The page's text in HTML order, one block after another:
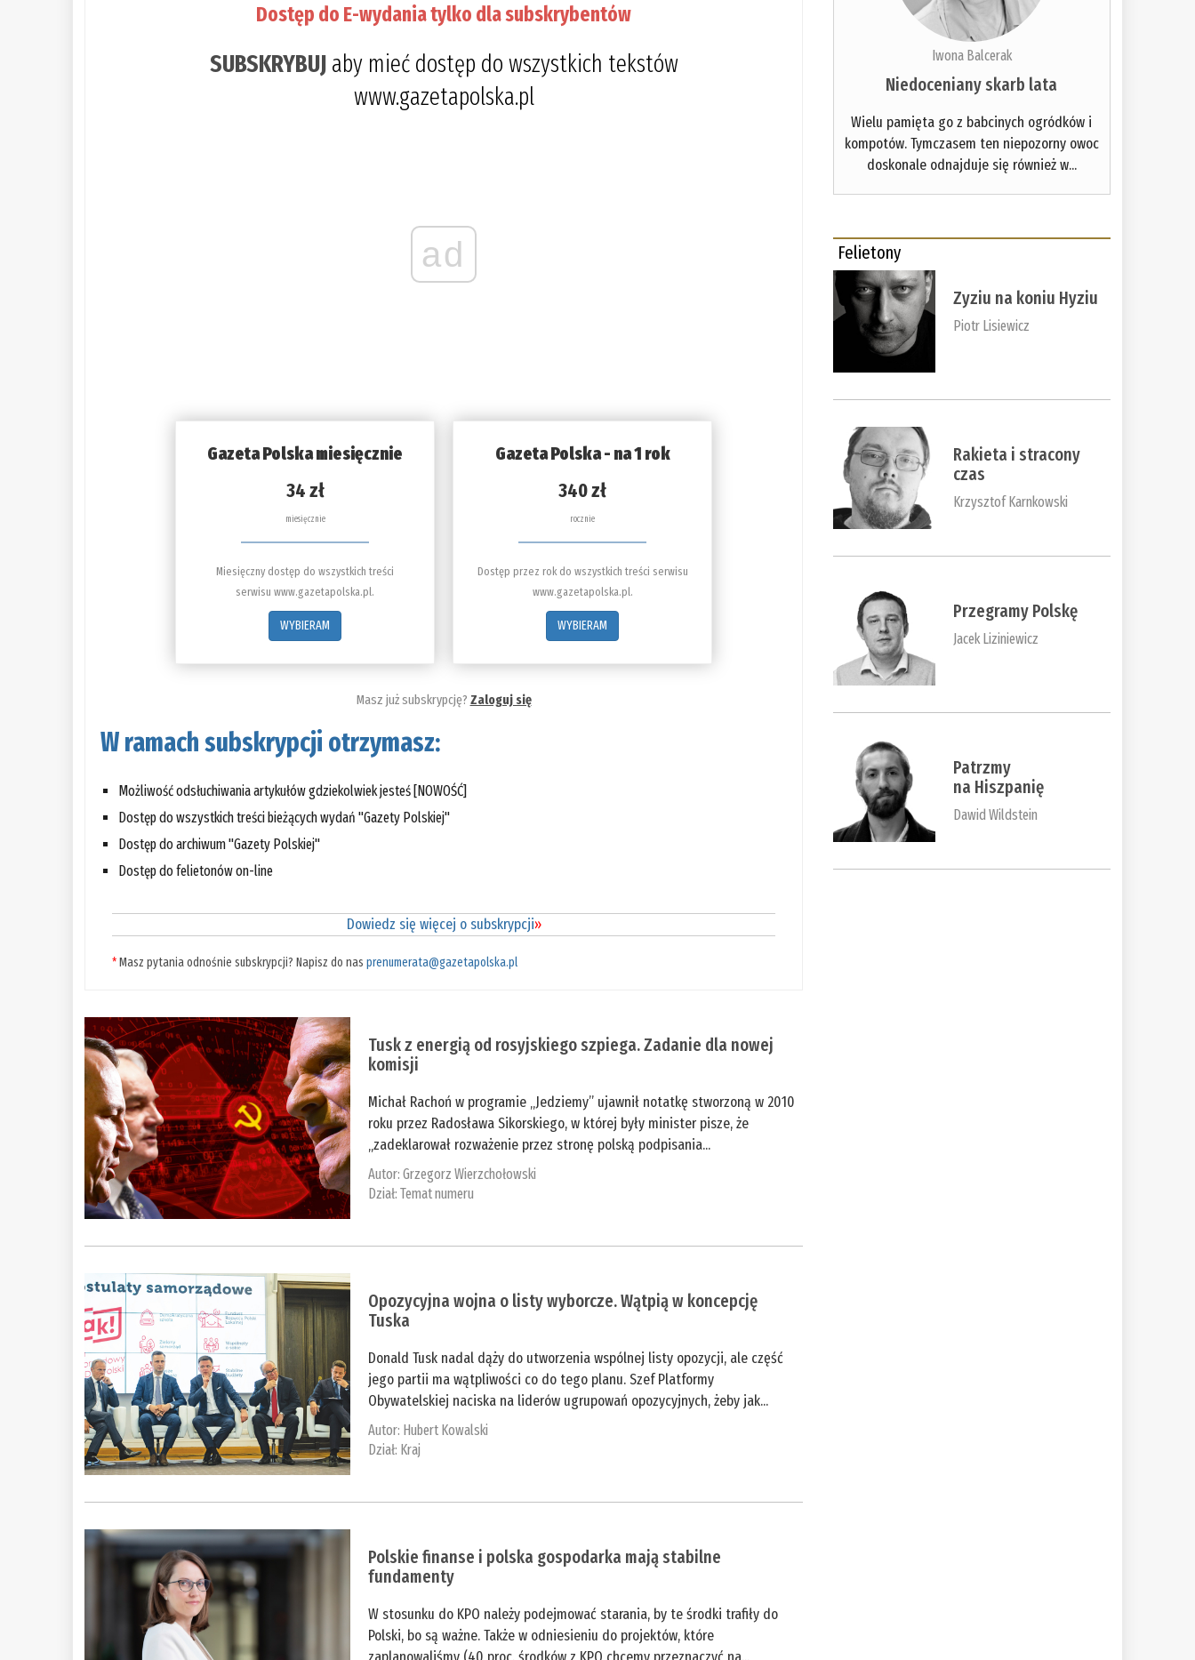
Dostęp do E-wydania tylko dla subskrybentów
SUBSKRYBUJaby mieć dostęp do wszystkich tekstów
www.gazetapolska.pl
ad
Gazeta Polska miesięcznie
34 zł
miesięcznie
Miesięczny dostęp do wszystkich treści
serwisu www.gazetapolska.pl.
WYBIERAM
Gazeta Polska - na 1 rok
340 zł
rocznie
Dostęp przez rok do wszystkich treści serwisu
www.gazetapolska.pl.
WYBIERAM
Masz już subskrypcję? Zaloguj się
W ramach subskrypcji otrzymasz:
Możliwość odsłuchiwania artykułów gdziekolwiek jesteś [NOWOŚĆ]
Dostęp do wszystkich treści bieżących wydań "Gazety Polskiej"
Dostęp do archiwum "Gazety Polskiej"
Dostęp do felietonów on-line
Dowiedz się więcej o subskrypcji»
*Masz pytania odnośnie subskrypcji? Napisz do nasprenumerata@gazetapolska.pl
Tusk z energią od rosyjskiego szpiega. Zadanie dla nowej
komisji
Michał Rachoń w programie „Jedziemy” ujawnił notatkę stworzoną w 2010
roku przez Radosława Sikorskiego, w której były minister pisze, że
„zadeklarował rozważenie przez stronę polską podpisania...
Autor:Grzegorz Wierzchołowski
Dział:Temat numeru
Opozycyjna wojna o listy wyborcze. Wątpią w koncepcję
Tuska
Donald Tusk nadal dąży do utworzenia wspólnej listy opozycji, ale część
jego partii ma wątpliwości co do tego planu. Szef Platformy
Obywatelskiej naciska na liderów ugrupowań opozycyjnych, żeby jak...
Autor: Hubert Kowalski
Dział: Kraj
Polskie finanse i polska gospodarka mają stabilne
fundamenty
W stosunku do KPO należy podejmować starania, by te środki trafiły do
Polski, bo są ważne. Także w odniesieniu do projektów, które
Iwona Balcerak
Niedoceniany skarb lata
Wielu pamięta go z babcinych ogródków i
kompotów. Tymczasem ten niepozorny owoc
doskonale odnajduje się również w...
Felietony
Zyziu na koniu Hyziu
Piotr Lisiewicz
Rakieta i stracony
czas
Krzysztof Karnkowski
Przegramy Polskę
Jacek Liziniewicz
Patrzmy
na Hiszpanię
Dawid Wildstein